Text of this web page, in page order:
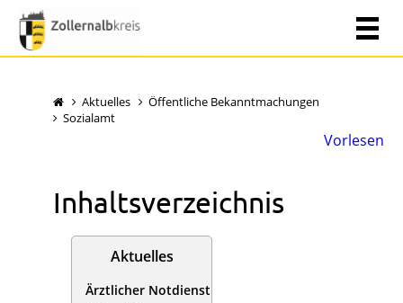
Aktuelles
Öffentliche Bekanntmachungen
Sozialamt
Vorlesen
Inhaltsverzeichnis
Aktuelles
Ärztlicher Notdienst